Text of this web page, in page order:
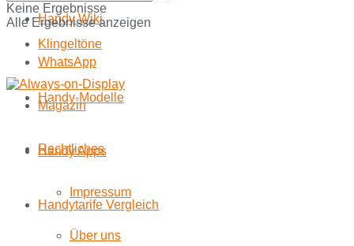
Handy Wiki
WhatsApp
Magazin
Rechtliches
Impressum
Über uns
Klingeltöne
Handy-Modelle
Handy Apps
Handytarife Vergleich
Keine Ergebnisse
Alle Ergebnisse anzeigen